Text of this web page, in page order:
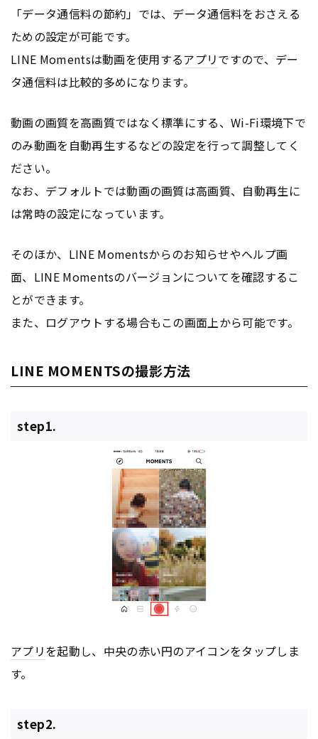
「データ通信料の節約」では、データ通信料をおさえる
ための設定が可能です。
LINE Momentsは動画を使用するアプリですので、デー
タ通信料は比較的多めになります。
動画の画質を高画質ではなく標準にする、Wi-Fi環境下で
のみ動画を自動再生するなどの設定を行って調整してく
ださい。
なお、デフォルトでは動画の画質は高画質、自動再生に
は常時の設定になっています。
そのほか、LINE Momentsからのお知らせやヘルプ画
面、LINE Momentsのバージョンについてを確認するこ
とができます。
また、ログアウトする場合もこの画面上から可能です。
LINE MOMENTSの撮影方法
step1.
アプリを起動し、中央の赤い円のアイコンをタップしま
す。
step2.